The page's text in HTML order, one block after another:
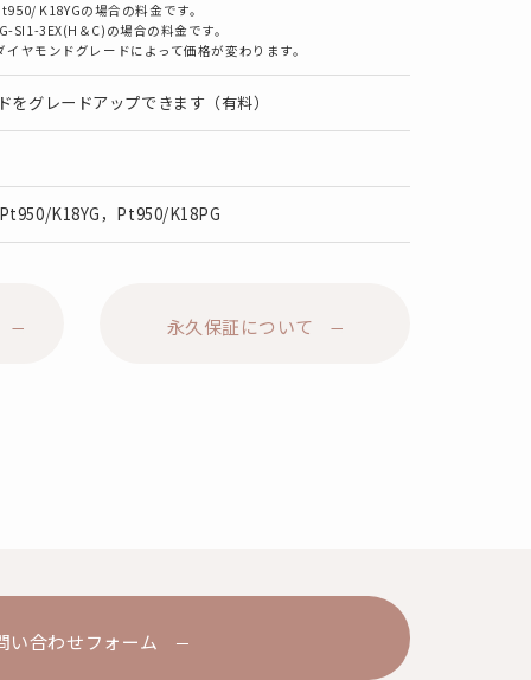
K18YGの場合の料金です。
SI1-3EX(H＆C)の場合の料金です。
ヤモンドグレードによって価格が変わります。
をグレードアップできます（有料）
K18YG，Pt950/K18PG
永久保証について
い合わせフォーム